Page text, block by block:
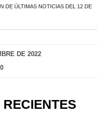
DE ÚLTIMAS NOTICIAS DEL 12 DE
DE 2022
0